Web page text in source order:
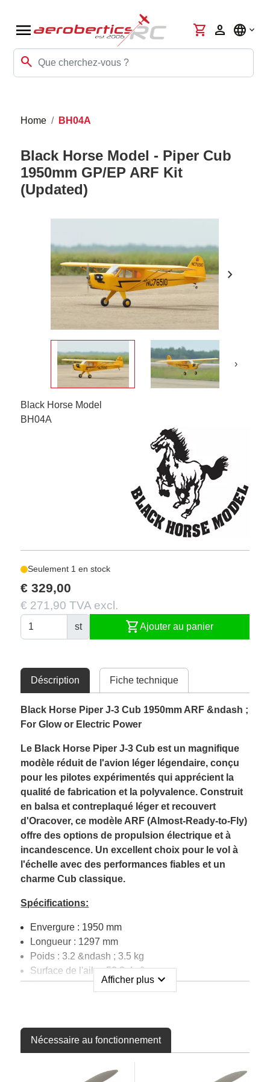
menu
search
shopping_cart person language
Home BH04A
Black Horse Model - Piper Cub
1950mm GP/EP ARF Kit
(Updated)
chevron_right
›
Black Horse Model
BH04A
Seulement 1 en stock
€ 329,00
€ 271,90 TVA excl.
st shopping_cartAjouter au panier
Déscription Fiche technique
Black Horse Piper J-3 Cub 1950mm ARF &ndash ;
For Glow or Electric Power
Le Black Horse Piper J-3 Cub est un magnifique
modèle réduit de l'avion léger légendaire, conçu
pour les pilotes expérimentés qui apprécient la
qualité de fabrication et la polyvalence. Construit
en balsa et contreplaqué léger et recouvert
d'Oracover, ce modèle ARF (Almost-Ready-to-Fly)
offre des options de propulsion électrique et à
incandescence. Un excellent choix pour le vol à
l'échelle avec des performances fiables et un
charme Cub classique.
Spécifications:
Envergure : 1950 mm
Longueur : 1297 mm
Poids : 3.2 &ndash ; 3.5 kg
Surface de l'aile : 53.8 dm²
Chargement de l'aile : 59.5 g/dm²
Couverture : Oracover
Dispositif d'atterrissage : Train principal en
Livré comme : Presque prêt à voler
Afficher plus expand_more
Nécessaire au fonctionnement